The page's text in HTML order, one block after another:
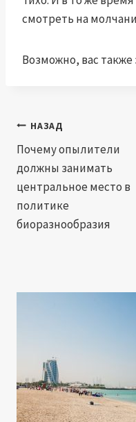
смотреть на
Возможно, вас также
Навигация
по
записям
НАЗАД
Почему опылители
должны занимать
центральное место в
политике
биоразнообразия